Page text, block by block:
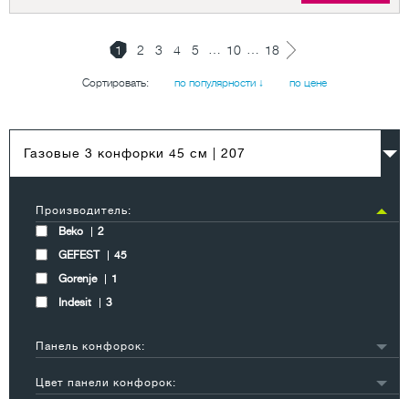
1 2 3 4 5 10 18
Сортировать: по популярности ↓ по цене
Газовые 3 конфорки 45 см | 207
Производитель:
Beko
2
GEFEST
45
Gorenje
1
Indesit
3
Панель конфорок:
металл
1
Цвет панели конфорок: